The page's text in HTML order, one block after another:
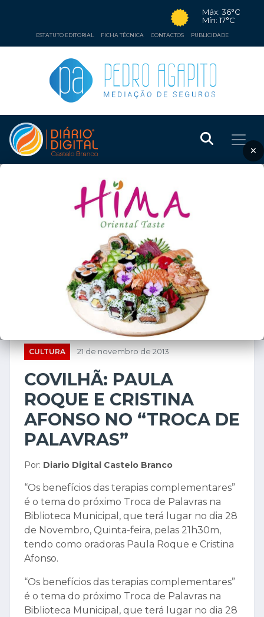
Máx: 36°C
Mín: 17°C
ESTATUTO EDITORIAL FICHA TÉCNICA CONTACTOS PUBLICIDADE
×
CULTURA 21 de novembro de 2013
COVILHÃ: PAULA
ROQUE E CRISTINA
AFONSO NO “TROCA DE
PALAVRAS”
Por: Diario Digital Castelo Branco
“Os benefícios das terapias complementares”
é o tema do próximo Troca de Palavras na
Biblioteca Municipal, que terá lugar no dia 28
de Novembro, Quinta-feira, pelas 21h30m,
tendo como oradoras Paula Roque e Cristina
Afonso.
“Os benefícios das terapias complementares”
é o tema do próximo Troca de Palavras na
Biblioteca Municipal, que terá lugar no dia 28